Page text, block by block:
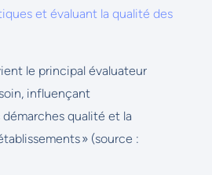
et évaluant la qualité des
le principal évaluateur
influençant
qualité et la
» (source :